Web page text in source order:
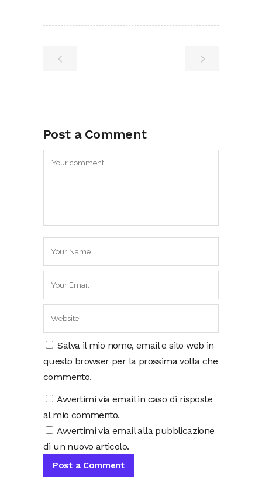
Post a Comment
Salva il mio nome, email e sito web in
questo browser per la prossima volta che
commento.
Avvertimi via email in caso di risposte
al mio commento.
Avvertimi via email alla pubblicazione
di un nuovo articolo.